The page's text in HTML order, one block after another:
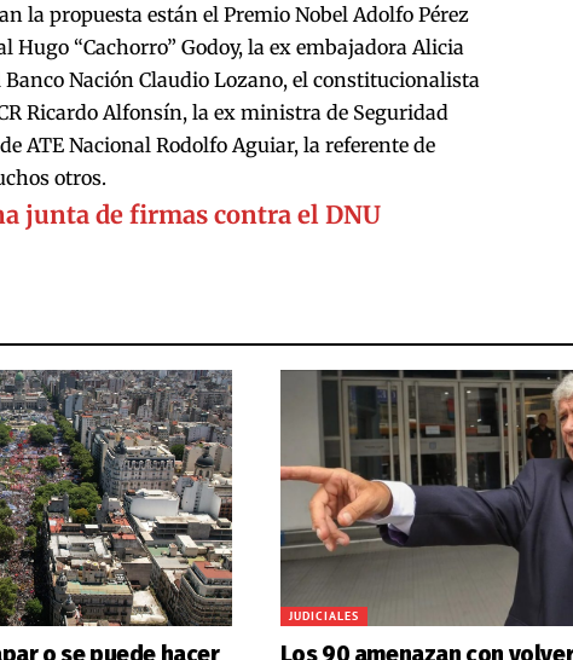
la propuesta están el Premio Nobel Adolfo Pérez
“Cachorro” Godoy, la ex embajadora Alicia
Nación Claudio Lozano, el constitucionalista
Ricardo Alfonsín, la ex ministra de Seguridad
ATE Nacional Rodolfo Aguiar, la referente de
otros.
junta de firmas contra el DNU
o se puede hacer
JUDICIALES
Los 90 amenazan con